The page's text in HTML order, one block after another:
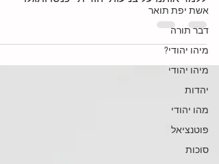
אשת יפת תואר
דבר תורה
מיהו יהודי?
מיהו יהודי
יהדות
מהו יהודי
פוטנציאל
סוכות
מה הצלילים של הפילהרמונית הישראלית
ללמד אותנו על צניעות יהודית - כנסו ותגלו